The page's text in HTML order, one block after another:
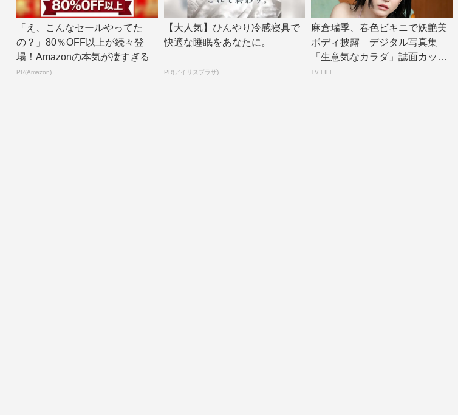
「え、こんなセールやってた
の？」80％OFF以上が続々登
場！Amazonの本気が凄すぎる
PR(Amazon)
【大人気】ひんやり冷感寝具で
快適な睡眠をあなたに。
PR(アイリスプラザ)
麻倉瑞季、春色ビキニで妖艶美
ボディ披露 デジタル写真集
「生意気なカラダ」誌面カット
公開 | TV L...
TV LIFE